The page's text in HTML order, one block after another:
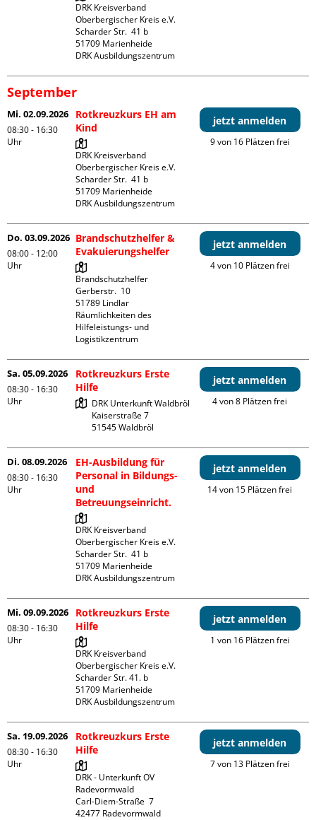
DRK Kreisverband
Oberbergischer Kreis e.V.
Scharder Str.  41 b
51709 Marienheide
DRK Ausbildungszentrum
September
Mi. 02.09.2026
08:30 - 16:30
Uhr
Rotkreuzkurs EH am
Kind
DRK Kreisverband
Oberbergischer Kreis e.V.
Scharder Str.  41 b
51709 Marienheide
DRK Ausbildungszentrum
jetzt anmelden
9 von 16 Plätzen frei
Do. 03.09.2026
08:00 - 12:00
Uhr
Brandschutzhelfer &
Evakuierungshelfer
Brandschutzhelfer
Gerberstr.  10
51789 Lindlar
Räumlichkeiten des
Hilfeleistungs- und
Logistikzentrum
jetzt anmelden
4 von 10 Plätzen frei
Sa. 05.09.2026
08:30 - 16:30
Uhr
Rotkreuzkurs Erste
Hilfe
DRK Unterkunft Waldbröl
Kaiserstraße 7
jetzt anmelden
4 von 8 Plätzen frei
Di. 08.09.2026
08:30 - 16:30
Uhr
EH-Ausbildung für
Personal in Bildungs-
und
Betreuungseinricht.
DRK Kreisverband
Oberbergischer Kreis e.V.
Scharder Str.  41 b
51709 Marienheide
DRK Ausbildungszentrum
jetzt anmelden
14 von 15 Plätzen frei
Mi. 09.09.2026
08:30 - 16:30
Uhr
Rotkreuzkurs Erste
Hilfe
DRK Kreisverband
Oberbergischer Kreis e.V.
Scharder Str. 41. b
51709 Marienheide
DRK Ausbildungszentrum
jetzt anmelden
1 von 16 Plätzen frei
Sa. 19.09.2026
08:30 - 16:30
Uhr
Rotkreuzkurs Erste
Hilfe
DRK - Unterkunft OV
Radevormwald
Carl-Diem-Straße  7
jetzt anmelden
7 von 13 Plätzen frei